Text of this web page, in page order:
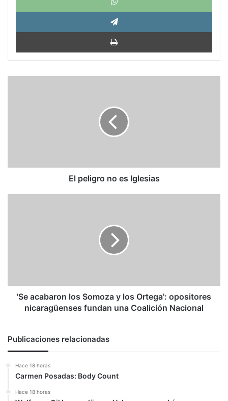
El peligro no es Iglesias
nicaragüenses
fundan
'Se acabaron los Somoza y los Ortega': opositores
nicaragüenses fundan una Coalición Nacional
Publicaciones relacionadas
Hace 18 horas
Carmen Posadas: Body Count
Hace 18 horas